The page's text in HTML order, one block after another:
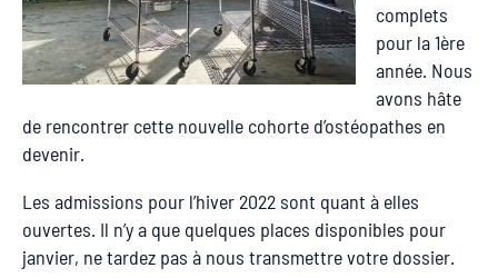
complets
pour la 1ère
année. Nous
avons hâte
de rencontrer cette nouvelle cohorte d’ostéopathes en
devenir.
Les admissions pour l’hiver 2022 sont quant à elles
ouvertes. Il n’y a que quelques places disponibles pour
janvier, ne tardez pas à nous transmettre votre dossier.